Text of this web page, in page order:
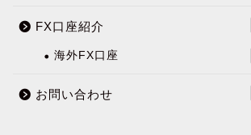
FX口座紹介
海外FX口座
お問い合わせ